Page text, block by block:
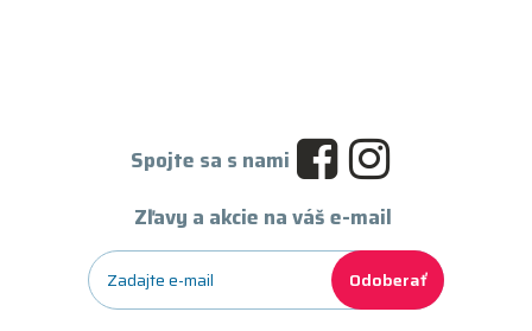
Spojte sa s nami
Zľavy a akcie na váš e-mail
Odoberať